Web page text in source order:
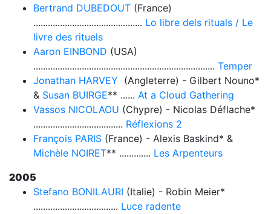
Bertrand DUBEDOUT (France)
............................................. Lo libre dels rituals / Le
livre des rituels
Aaron EINBOND (USA)
........................................................................... Temper
Jonathan HARVEY (Angleterre) - Gilbert Nouno*
& Susan BUIRGE** ...... At a Cloud Gathering
Vassos NICOLAOU (Chypre) - Nicolas Déflache*
..................................... Réflexions 2
François PARIS (France) - Alexis Baskind* &
Michèle NOIRET** ............. Les Arpenteurs
2005
Stefano BONILAURI (Italie) - Robin Meier*
................................... Luce radente